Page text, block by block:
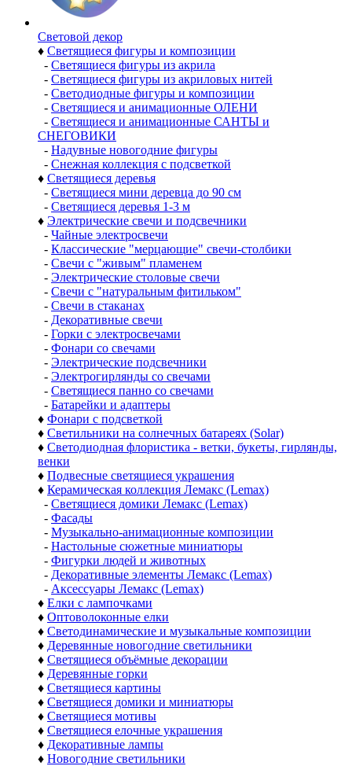
Световой декор
♦ Светящиеся фигуры и композиции
- Светящиеся фигуры из акрила
- Светящиеся фигуры из акриловых нитей
- Светодиодные фигуры и композиции
- Светящиеся и анимационные ОЛЕНИ
- Светящиеся и анимационные САНТЫ и
СНЕГОВИКИ
- Надувные новогодние фигуры
- Снежная коллекция с подсветкой
♦ Светящиеся деревья
- Светящиеся мини деревца до 90 см
- Светящиеся деревья 1-3 м
♦ Электрические свечи и подсвечники
- Чайные электросвечи
- Классические "мерцающие" свечи-столбики
- Свечи с "живым" пламенем
- Электрические столовые свечи
- Свечи с "натуральным фитильком"
- Свечи в стаканах
- Декоративные свечи
- Горки с электросвечами
- Фонари со свечами
- Электрические подсвечники
- Электрогирлянды со свечами
- Светящиеся панно со свечами
- Батарейки и адаптеры
♦ Фонари с подсветкой
♦ Светильники на солнечных батареях (Solar)
♦ Светодиодная флористика - ветки, букеты, гирлянды,
венки
♦ Подвесные светящиеся украшения
♦ Керамическая коллекция Лемакс (Lemax)
- Светящиеся домики Лемакс (Lemax)
- Фасады
- Музыкально-анимационные композиции
- Настольные сюжетные миниатюры
- Фигурки людей и животных
- Декоративные элементы Лемакс (Lemax)
- Аксессуары Лемакс (Lemax)
♦ Елки с лампочками
♦ Оптоволоконные елки
♦ Светодинамические и музыкальные композиции
♦ Деревянные новогодние светильники
♦ Светящиеся объёмные декорации
♦ Деревянные горки
♦ Светящиеся картины
♦ Светящиеся домики и миниатюры
♦ Светящиеся мотивы
♦ Светящиеся елочные украшения
♦ Декоративные лампы
♦ Новогодние светильники